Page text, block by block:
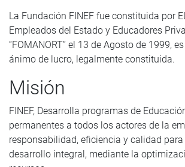
La Fundación FINEF fue constituida por
Empleados del Estado y Educadores
“FOMANORT” el 13 de Agosto de 1999,
ánimo de lucro, legalmente constituida.
Misión
FINEF, Desarrolla programas de
permanentes a todos los actores de la
responsabilidad, eficiencia y calidad
desarrollo integral, mediante la